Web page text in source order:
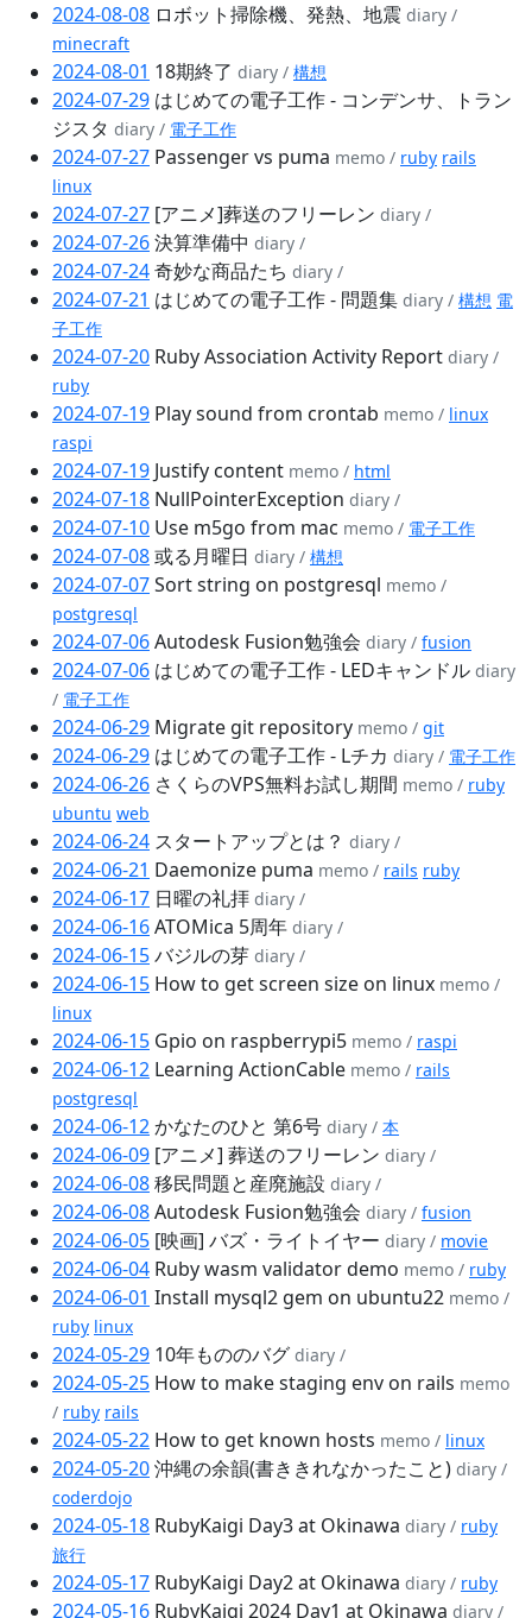
2024-08-08 ロボット掃除機、発熱、地震 diary /
minecraft
2024-08-01 18期終了 diary / 構想
2024-07-29 はじめての電子工作 - コンデンサ、トラン
ジスタ diary / 電子工作
2024-07-27 Passenger vs puma memo / ruby rails
linux
2024-07-27 [アニメ]葬送のフリーレン diary /
2024-07-26決算準備中 diary /
2024-07-24奇妙な商品たち diary /
2024-07-21 はじめての電子工作 - 問題集 diary / 構想 電
子工作
2024-07-20 Ruby Association Activity Report diary /
ruby
2024-07-19 Play sound from crontab memo / linux
raspi
2024-07-19 Justify content memo / html
2024-07-18 NullPointerException diary /
2024-07-10 Use m5go from mac memo / 電子工作
2024-07-08或る月曜日 diary / 構想
2024-07-07Sort string on postgresql memo /
postgresql
2024-07-06Autodesk Fusion勉強会 diary / fusion
2024-07-06 はじめての電子工作 - LEDキャンドル diary
/ 電子工作
2024-06-29 Migrate git repository memo / git
2024-06-29 はじめての電子工作 - Lチカ diary / 電子工作
2024-06-26 さくらのVPS無料お試し期間 memo / ruby
ubuntu web
2024-06-24 スタートアップとは？ diary /
2024-06-21 Daemonize puma memo / rails ruby
2024-06-17 日曜の礼拝 diary /
2024-06-16ATOMica 5周年 diary /
2024-06-15バジルの芽 diary /
2024-06-15 How to get screen size on linux memo /
linux
2024-06-15 Gpio on raspberrypi5 memo / raspi
2024-06-12 Learning ActionCable memo / rails
postgresql
2024-06-12かなたのひと 第6号 diary / 本
2024-06-09 [アニメ] 葬送のフリーレン diary /
2024-06-08移民問題と産廃施設 diary /
2024-06-08Autodesk Fusion勉強会 diary / fusion
2024-06-05 [映画] バズ・ライトイヤー diary / movie
2024-06-04 Ruby wasm validator demo memo / ruby
2024-06-01 Install mysql2 gem on ubuntu22 memo /
ruby linux
2024-05-29 10年もののバグ diary /
2024-05-25 How to make staging env on rails memo
/ ruby rails
2024-05-22 How to get known hosts memo / linux
2024-05-20沖縄の余韻(書ききれなかったこと) diary /
coderdojo
2024-05-18 RubyKaigi Day3 at Okinawa diary / ruby
旅行
2024-05-17 RubyKaigi Day2 at Okinawa diary / ruby
2024-05-16 RubyKaigi 2024 Day1 at Okinawa diary /